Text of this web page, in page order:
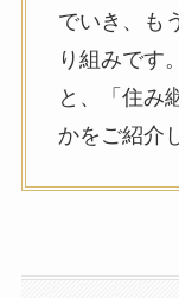
でいき、も
り組みです
と、「住み
かをご紹介